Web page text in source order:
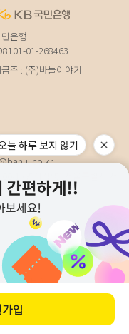
은행
01-268463
주 : (주)바늘이야기
동로 19-17
늘 하루 보지 않기
입